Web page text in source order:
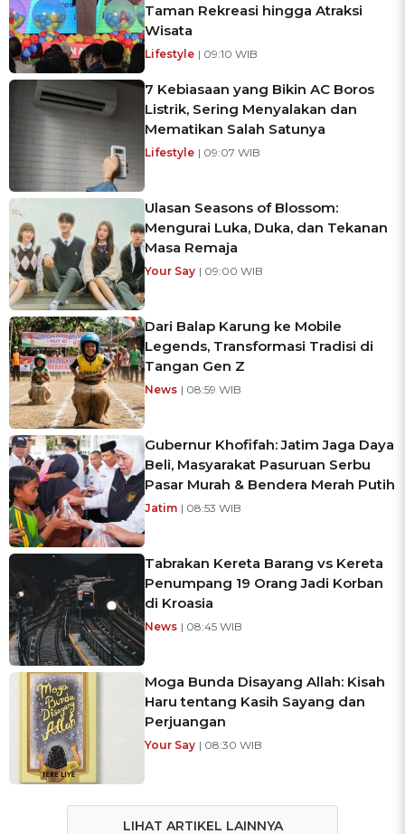
Taman Rekreasi hingga Atraksi
Wisata
Lifestyle | 09:10 WIB
7 Kebiasaan yang Bikin AC Boros
Listrik, Sering Menyalakan dan
Mematikan Salah Satunya
Lifestyle | 09:07 WIB
Ulasan Seasons of Blossom:
Mengurai Luka, Duka, dan Tekanan
Masa Remaja
Your Say | 09:00 WIB
Dari Balap Karung ke Mobile
Legends, Transformasi Tradisi di
Tangan Gen Z
News | 08:59 WIB
Gubernur Khofifah: Jatim Jaga Daya
Beli, Masyarakat Pasuruan Serbu
Pasar Murah & Bendera Merah Putih
Jatim | 08:53 WIB
Tabrakan Kereta Barang vs Kereta
Penumpang 19 Orang Jadi Korban
di Kroasia
News | 08:45 WIB
Moga Bunda Disayang Allah: Kisah
Haru tentang Kasih Sayang dan
Perjuangan
Your Say | 08:30 WIB
LIHAT ARTIKEL LAINNYA